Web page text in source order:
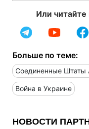
Или читайте
Больше по теме:
Соединенные Штаты
Война в Украине